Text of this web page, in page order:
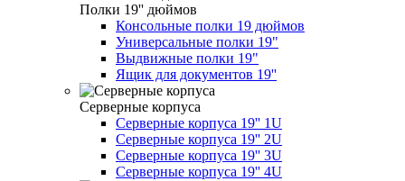
Полки 19'' дюймов
Консольные полки 19 дюймов
Универсальные полки 19"
Выдвижные полки 19"
Ящик для документов 19''
Серверные корпуса
Серверные корпуса 19'' 1U
Серверные корпуса 19'' 2U
Серверные корпуса 19'' 3U
Серверные корпуса 19'' 4U